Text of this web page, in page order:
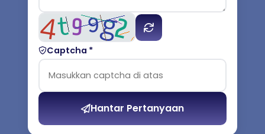
Captcha *
Hantar Pertanyaan